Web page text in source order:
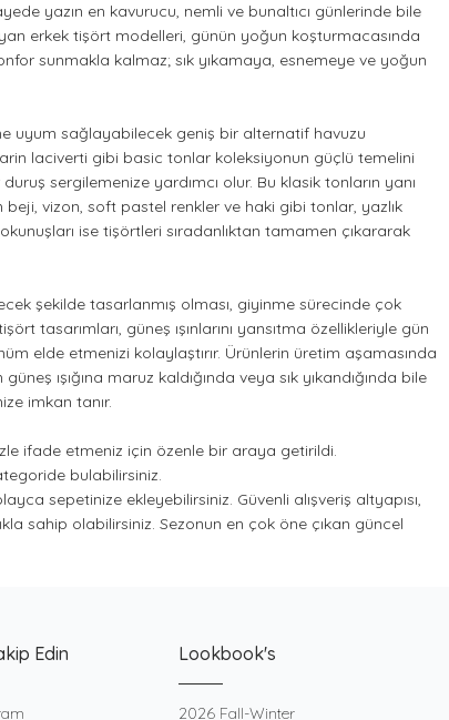
yazın en kavurucu, nemli ve bunaltıcı günlerinde bile
erkek tişört modelleri, günün yoğun koşturmacasında
sunmakla kalmaz; sık yıkamaya, esnemeye ve yoğun
uyum sağlayabilecek geniş bir alternatif havuzu
laciverti gibi basic tonlar koleksiyonun güçlü temelini
sergilemenize yardımcı olur. Bu klasik tonların yanı
vizon, soft pastel renkler ve haki gibi tonlar, yazlık
ise tişörtleri sıradanlıktan tamamen çıkararak
şekilde tasarlanmış olması, giyinme sürecinde çok
tasarımları, güneş ışınlarını yansıtma özellikleriyle gün
elde etmenizi kolaylaştırır. Ürünlerin üretim aşamasında
ışığına maruz kaldığında veya sık yıkandığında bile
imkan tanır.
ifade etmeniz için özenle bir araya getirildi.
bulabilirsiniz.
sepetinize ekleyebilirsiniz. Güvenli alışveriş altyapısı,
sahip olabilirsiniz. Sezonun en çok öne çıkan güncel
Edin Lookbook's
2026 Fall-Winter